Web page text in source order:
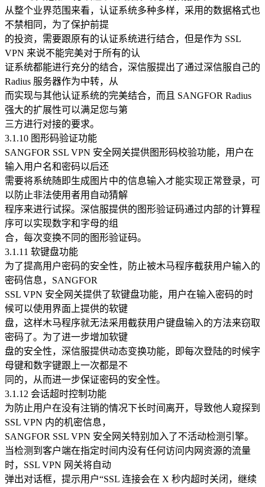
从整个业界范围来看，认证系统多种多样，采用的数据格式也
不禁相同，为了保护前提
的投资，需要跟原有的认证系统进行结合，但是作为 SSL
VPN 来说不能完美对于所有的认
证系统都能进行充分的结合，深信服提出了通过深信服自己的
Radius 服务器作为中转，从
而实现与其他认证系统的完美结合，而且 SANGFOR Radius
强大的扩展性可以满足您与第
三方进行对接的要求。
3.1.10 图形码验证功能
SANGFOR SSL VPN 安全网关提供图形码校验功能，用户在
输入用户名和密码以后还
需要将系统随即生成图片中的信息输入才能实现正常登录，可
以防止非法使用者用自动猜解
程序来进行试探。深信服提供的图形验证码通过内部的计算程
序可以实现数字和字母的组
合，每次变换不同的图形验证码。
3.1.11 软键盘功能
为了提高用户密码的安全性，防止被木马程序截获用户输入的
密码信息，SANGFOR
SSL VPN 安全网关提供了软键盘功能，用户在输入密码的时
候可以使用界面上提供的软键
盘，这样木马程序就无法采用截获用户键盘输入的方法来窃取
密码了。为了进一步增加软键
盘的安全性，深信服提供动态变换功能，即每次登陆的时候字
母键和数字键跟上一次都是不
同的，从而进一步保证密码的安全性。
3.1.12 会话超时控制功能
为防止用户在没有注销的情况下长时间离开，导致他人窥探到
SSL VPN 内的机密信息，
SANGFOR SSL VPN 安全网关特别加入了不活动检测引擎。
当检测到客户端在指定时间内没有任何访问内网资源的流量
时，SSL VPN 网关将自动
弹出对话框，提示用户“SSL 连接会在 X 秒内超时关闭，继续